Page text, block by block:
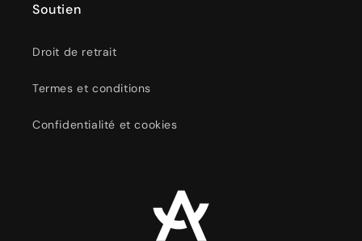
Soutien
Droit de retrait
Termes et conditions
Confidentialité et cookies